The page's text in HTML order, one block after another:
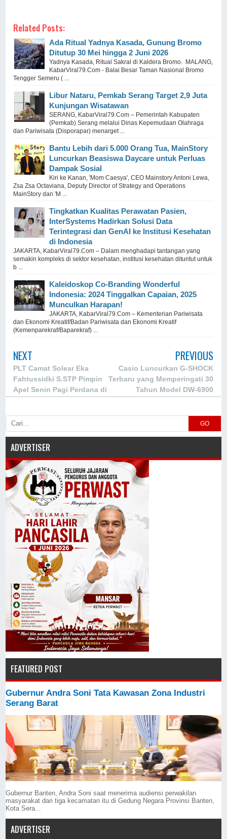
Related Posts:
Ada Ritual Yadnya Kasada, Gunung Bromo
Ditutup 30 Mei hingga 2 Juni 2026
Yadnya Kasada, Ritual Sakral di Kaldera Bromo. MALANG,
KabarViral79.Com - Balai Besar Taman Nasional Bromo
Tengger Semeru ( ...
Libur Nataru, Pemkab Serang Target 2,9 Juta
Kunjungan Wisatawan
SERANG, KabarViral79.Com – Pemerintah Kabupaten
(Pemkab) Serang melalui Dinas Kepemudaan Olahraga
dan Pariwisata (Disporapar) menarget ...
Bantu Lebih dari 5.000 Orang Tua, MainStory
Luncurkan Beasiswa Daycare untuk Perluas
Dampak Sosial
Kiri ke Kanan, 'Mom Caesya', CEO Mainstory Antoni Lewa,
Zsa Zsa Octaviana, Deputy Director of Strategy and Operations
MainStory dan 'M ...
Tingkatkan Kualitas Perawatan Pasien,
InterSystems Hadirkan Solusi Data
Terintegrasi dan GenAI ke Institusi Kesehatan
di Indonesia
JAKARTA, KabarViral79.Com – Dalam menghadapi tantangan yang
semakin kompleks di sektor kesehatan, institusi kesehatan dituntut untuk
b ...
Kaleidoskop Co-Branding Wonderful
Indonesia: 2024 Tinggalkan Capaian, 2025
Munculkan Harapan!
JAKARTA, KabarViral79.Com – Kementerian Pariwisata
dan Ekonomi Kreatif/Badan Pariwisata dan Ekonomi Kreatif
(Kemenparekraf/Baparekraf) ...
NEXT
PLT Camat Solear Eka
Fahtussidki S.STP Pimpin
Apel Senin Pagi Perdana di
PREVIOUS
Casio Luncurkan G-SHOCK
Terbaru yang Memperingati 30
Tahun Model DW-6900
GO
ADVERTISER
FEATURED POST
Gubernur Andra Soni Tata Kawasan Zona Industri
Serang Barat
Gubernur Banten, Andra Soni saat menerima audiensi perwakilan
masyarakat dari tiga kecamatan itu di Gedung Negara Provinsi Banten,
Kota Sera...
ADVERTISER